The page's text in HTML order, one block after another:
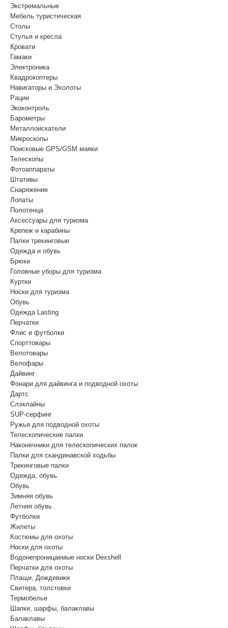
Экстремальные
Мебель туристическая
Столы
Стулья и кресла
Кровати
Гамаки
Электроника
Квадрокоптеры
Навигаторы и Эхолоты
Рации
Экоконтроль
Барометры
Металлоискатели
Микроскопы
Поисковые GPS/GSM маяки
Телескопы
Фотоаппараты
Штативы
Снаряжение
Лопаты
Полотенца
Аксессуары для туризма
Крепеж и карабины
Палки трекинговые
Одежда и обувь
Брюки
Головные уборы для туризма
Куртки
Носки для туризма
Обувь
Одежда Lasting
Перчатки
Флис и футболки
Спорттовары
Велотовары
Велофары
Дайвинг
Фонари для дайвинга и подводной охоты
Дартс
Cлэклайны
SUP-серфинг
Ружья для подводной охоты
Телескопические палки
Наконечники для телескопических палок
Палки для скандинавской ходьбы
Трекинговые палки
Одежда, обувь
Обувь
Зимняя обувь
Летняя обувь
Футболки
Жилеты
Костюмы для охоты
Носки для охоты
Водонепроницаемые носки Dexshell
Перчатки для охоты
Плащи, Дождевики
Свитера, толстовки
Термобелье
Шапки, шарфы, балаклавы
Балаклавы